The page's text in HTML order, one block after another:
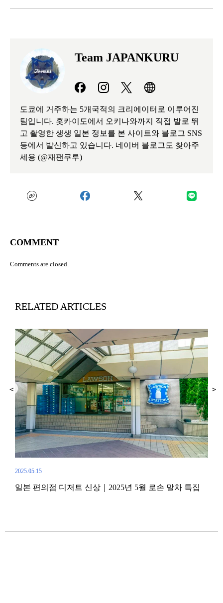
Team JAPANKURU
도쿄에 거주하는 5개국적의 크리에이터로 이루어진
팀입니다. 홋카이도에서 오키나와까지 직접 발로 뛰
고 촬영한 생생 일본 정보를 본 사이트와 블로그 SNS
등에서 발신하고 있습니다. 네이버 블로그도 찾아주
세용 (@재팬쿠루)
COMMENT
Comments are closed.
RELATED ARTICLES
2025.05.15
일본 편의점 디저트 신상｜2025년 5월 로손 말차 특집